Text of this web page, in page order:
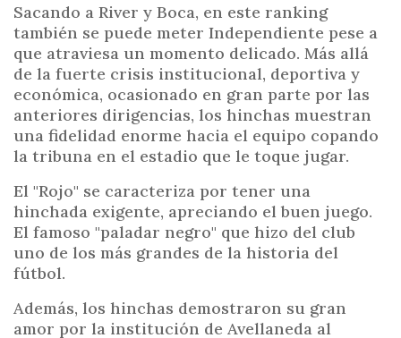
Sacando a River y Boca, en este ranking
también se puede meter Independiente pese a
que atraviesa un momento delicado. Más allá
de la fuerte crisis institucional, deportiva y
económica, ocasionado en gran parte por las
anteriores dirigencias, los hinchas muestran
una fidelidad enorme hacia el equipo copando
la tribuna en el estadio que le toque jugar.
El "Rojo" se caracteriza por tener una
hinchada exigente, apreciando el buen juego.
El famoso "paladar negro" que hizo del club
uno de los más grandes de la historia del
fútbol.
Además, los hinchas demostraron su gran
amor por la institución de Avellaneda al